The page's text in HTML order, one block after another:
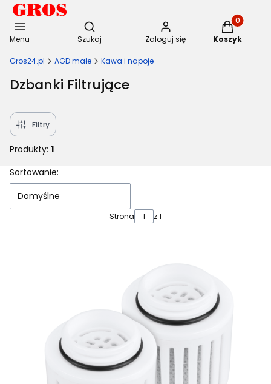
Menu
Otwórz wyszukiwarkę
Szukaj Zaloguj się
Produkty
Koszyk
Gros24.pl AGD małe Kawa i napoje
Dzbanki Filtrujące
Filtry
Produkty: 1
Lista produktów
Sortowanie:
Domyślne
Strona z 1